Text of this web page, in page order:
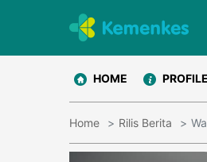
HOME PROFILE
Home Rilis Berita